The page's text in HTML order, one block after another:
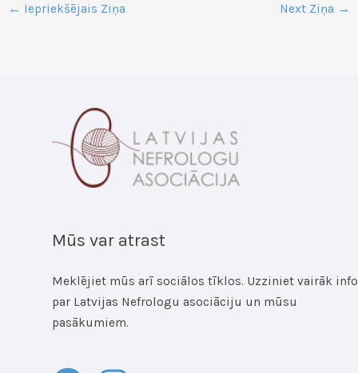
← Iepriekšējais Ziņa Next Ziņa →
Mūs var atrast
Meklējiet mūs arī sociālos tīklos. Uzziniet vairāk info
par Latvijas Nefrologu asociāciju un mūsu
pasākumiem.